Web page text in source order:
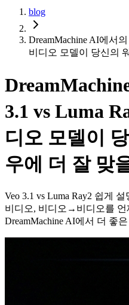
blog
DreamMachine AI에서
비디오 모델이 당신의
3.1 vs Luma
디오 모델이
우에 더 잘 맞
Veo 3.1 vs Luma Ray2 쉽게
비디오, 비디오→비디오를 언
DreamMachine AI에서 더 좋